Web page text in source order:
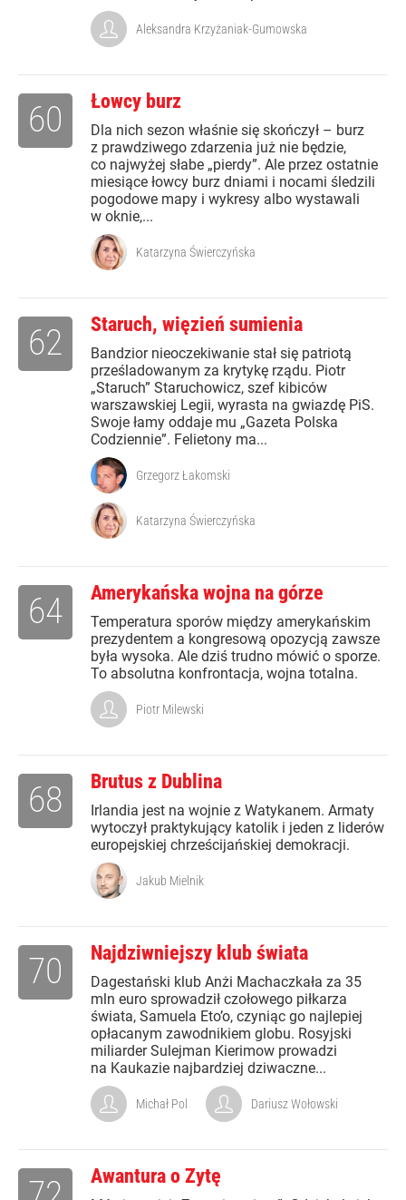
Aleksandra Krzyżaniak-Gumowska
Łowcy burz
Dla nich sezon właśnie się skończył – burz
z prawdziwego zdarzenia już nie będzie,
co najwyżej słabe „pierdy”. Ale przez ostatnie
miesiące łowcy burz dniami i nocami śledzili
pogodowe mapy i wykresy albo wystawali
w oknie,...
60
Katarzyna Świerczyńska
Staruch, więzień sumienia
Bandzior nieoczekiwanie stał się patriotą
prześladowanym za krytykę rządu. Piotr
„Staruch” Staruchowicz, szef kibiców
warszawskiej Legii, wyrasta na gwiazdę PiS.
Swoje łamy oddaje mu „Gazeta Polska
Codziennie”. Felietony ma...
62
Grzegorz Łakomski
Katarzyna Świerczyńska
Amerykańska wojna na górze
Temperatura sporów między amerykańskim
prezydentem a kongresową opozycją zawsze
była wysoka. Ale dziś trudno mówić o sporze.
To absolutna konfrontacja, wojna totalna.
64
Piotr Milewski
Brutus z Dublina
Irlandia jest na wojnie z Watykanem. Armaty
wytoczył praktykujący katolik i jeden z liderów
europejskiej chrześcijańskiej demokracji.
68
Jakub Mielnik
Najdziwniejszy klub świata
Dagestański klub Anżi Machaczkała za 35
mln euro sprowadził czołowego piłkarza
świata, Samuela Eto’o, czyniąc go najlepiej
opłacanym zawodnikiem globu. Rosyjski
miliarder Sulejman Kierimow prowadzi
na Kaukazie najbardziej dziwaczne...
70
Michał Pol Dariusz Wołowski
Awantura o Zytę